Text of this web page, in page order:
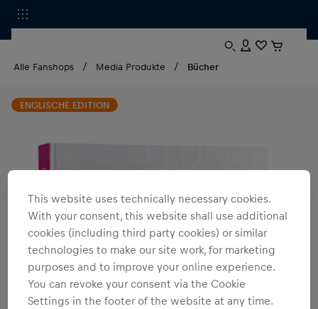
Alle Fanshops Media Produkte Bücher
ENGLISCHE EDITION
This website uses technically necessary cookies.
With your consent, this website shall use additional
cookies (including third party cookies) or similar
technologies to make our site work, for marketing
purposes and to improve your online experience.
You can revoke your consent via the Cookie
Settings in the footer of the website at any time.